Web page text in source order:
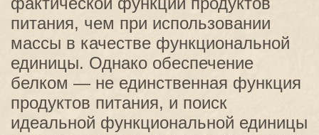
питания, чем при использовании
массы в качестве функциональной
единицы. Однако обеспечение
белком — не единственная функция
продуктов питания, и поиск
идеальной функциональной единицы